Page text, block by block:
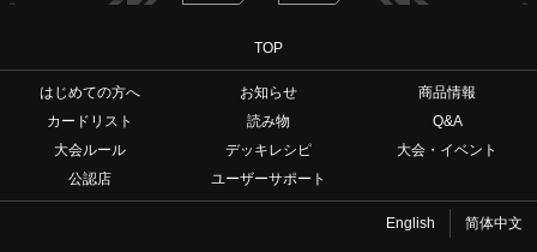
TOP
はじめての方へ お知らせ
商品情報
カードリスト
読み物
Q&A
大会ルール
デッキレシピ
大会・イベント
公認店
ユーザーサポート
English 简体中文